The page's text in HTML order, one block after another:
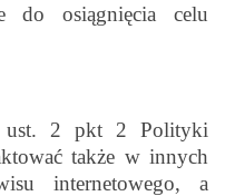
do osiągnięcia celu
ust. 2 pkt 2 Polityki
także w innych
internetowego, a